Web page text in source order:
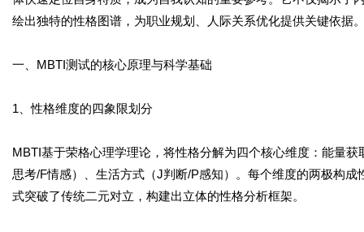
绘出独特的性格图谱，为职业规划、人际关系优化提供关键依据
一、MBTI测试的核心原理与科学基础
1、性格维度的四象限划分
MBTI基于荣格心理学理论，将性格分解为四个核心维度：能量
思考/F情感）、生活方式（J判断/P感知）。每个维度的两极构
式突破了传统二元对立，构建出立体的性格分析框架。